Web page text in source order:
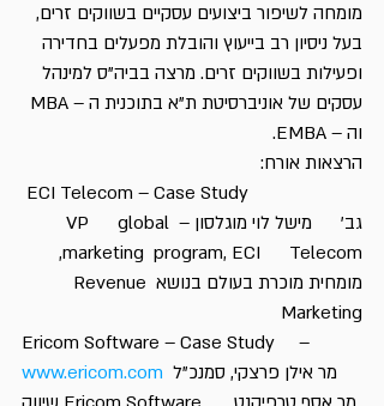
מומחה לשיפור ביצועים עסקיים בשווקים זרים,
בעל ניסיון רב בייעוץ והובלת מפעלים בחדירה
ופעילות בשווקים זרים. מרצה בביה”ס למינהל
וה – EMBA.
הרצאות אורח:
ECI Telecom – Case Study
גב’      מישל לוי מוגלסון – VP      global
marketing  program, ECI      Telecom,
מומחית מוכרת בעולם בנושא Revenue
Marketing
Ericom Software – Case Study     –
www.ericom.com